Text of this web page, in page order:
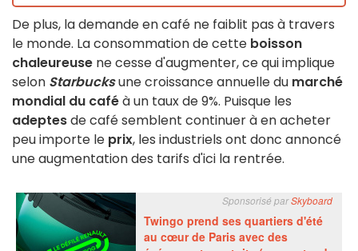
De plus, la demande en café ne faiblit pas à travers
le monde. La consommation de cette boisson
chaleureuse ne cesse d'augmenter, ce qui implique
selon Starbucksune croissance annuelle du marché
mondial du caféà un taux de 9%. Puisque les
adeptesde café semblent continuer à en acheter
peu importe le prix, les industriels ont donc annoncé
une augmentation des tarifs d'ici la rentrée.